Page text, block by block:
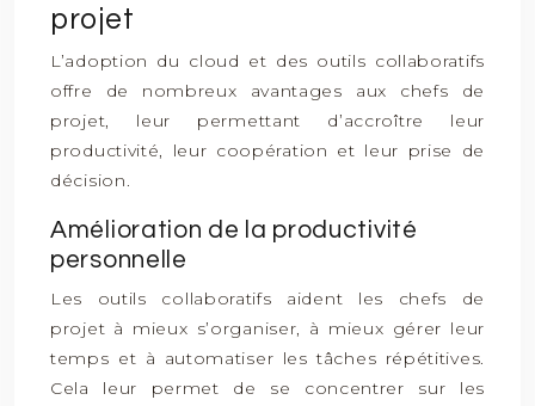
projet
L’adoption du cloud et des outils collaboratifs
offre de nombreux avantages aux chefs de
projet, leur permettant d’accroître leur
productivité, leur coopération et leur prise de
décision.
Amélioration de la productivité
personnelle
Les outils collaboratifs aident les chefs de
projet à mieux s’organiser, à mieux gérer leur
temps et à automatiser les tâches répétitives.
Cela leur permet de se concentrer sur les